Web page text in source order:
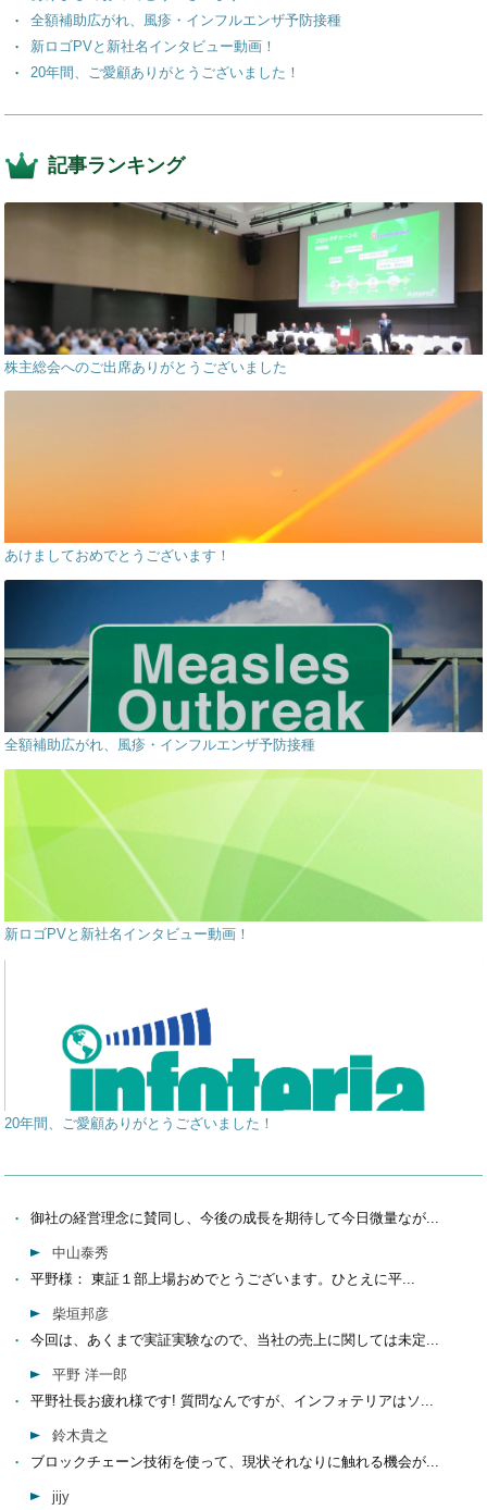
全額補助広がれ、風疹・インフルエンザ予防接種
新ロゴPVと新社名インタビュー動画！
20年間、ご愛顧ありがとうございました！
記事ランキング
株主総会へのご出席ありがとうございました
あけましておめでとうございます！
全額補助広がれ、風疹・インフルエンザ予防接種
新ロゴPVと新社名インタビュー動画！
20年間、ご愛顧ありがとうございました！
御社の経営理念に賛同し、今後の成長を期待して今日微量なが...
中山泰秀
平野様： 東証１部上場おめでとうございます。ひとえに平...
柴垣邦彦
今回は、あくまで実証実験なので、当社の売上に関しては未定...
平野 洋一郎
平野社長お疲れ様です! 質問なんですが、インフォテリアはソ...
鈴木貴之
ブロックチェーン技術を使って、現状それなりに触れる機会が...
jijy